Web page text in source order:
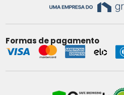
Formas de pagamento